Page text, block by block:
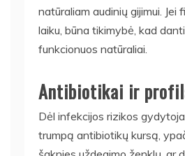
natūraliam audinių gijimui. Jei
laiku, būna tikimybė, kad
funkcionuos natūraliai.
Antibiotikai ir
Dėl infekcijos rizikos
trumpą antibiotikų kursą,